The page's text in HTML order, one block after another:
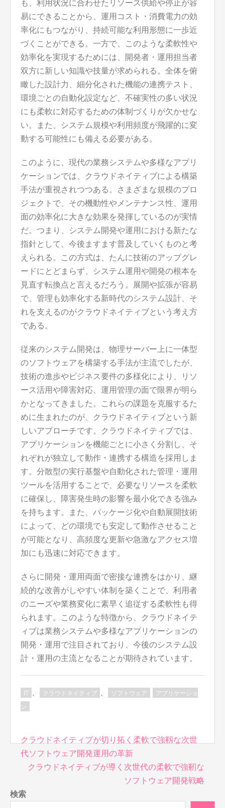
も、利用状況に合わせたリソース供給や停止が容
易にできることから、運用コスト・消費電力の効
率化にもつながり、持続可能な利用形態に一歩近
づくことができる。一方で、このような柔軟性や
効率化を実現するためには、開発者・運用担当者
双方に新しい知識や技量が求められる。全体を俯
瞰した設計力、細分化された機能の連携テスト、
環境ごとの自動化設定など、不確実性の多い状況
にも柔軟に対応するための体制づくりが欠かせな
い。また、システム規模や利用頻度が飛躍的に変
動する可能性にも備える必要がある。
このように、現代の業務システムや多様なアプリ
ケーションでは、クラウドネイティブによる構築
手法が重視されつつある。さまざまな規模のプロ
ジェクトで、その機動性やメンテナンス性、運用
面の効率化に大きな効果を発揮しているのが実情
だ。つまり、システム開発や運用における新たな
指針として、今後ますます普及していくものと考
えられる。この方式は、たんに技術のアップグレ
ードにとどまらず、システム運用や開発の根本を
見直す転換点と言えるだろう。展開や拡張が容易
で、管理も効率化する新時代のシステム設計、そ
れを支えるのがクラウドネイティブという考え方
である。
従来のシステム開発は、物理サーバー上に一体型
のソフトウェアを構築する手法が主流でしたが、
技術の進歩やビジネス要件の多様化により、リソ
ース活用や障害対応、運用管理の面で限界が明ら
かとなってきました。これらの課題を克服するた
めに生まれたのが、クラウドネイティブという新
しいアプローチです。クラウドネイティブでは、
アプリケーションを機能ごとに小さく分割し、そ
れぞれが独立して動作・連携する構造を採用しま
す。分散型の実行基盤や自動化された管理・運用
ツールを活用することで、必要なリソースを柔軟
に確保し、障害発生時の影響を最小化できる強み
を持ちます。また、パッケージ化や自動展開技術
によって、どの環境でも安定して動作させること
が可能となり、高頻度な更新や急激なアクセス増
加にも迅速に対応できます。
さらに開発・運用両面で密接な連携をはかり、継
続的な改善がしやすい体制を築くことで、利用者
のニーズや業務変化に素早く追従する柔軟性も得
られます。このような特徴から、クラウドネイテ
ィブは業務システムや多様なアプリケーションの
開発・運用で注目されており、今後のシステム設
計・運用の主流となることが期待されています。
IT クラウドネイティブ ソフトウェア
アプリケーショ
ン
投
稿
ナ
ゲ
ー
クラウドネイティブが切り拓く柔軟で強靱な次世
代ソフトウェア開発運用の革新
クラウドネイティブが導く次世代の柔軟で強靭な
ソフトウェア開発戦略
検索